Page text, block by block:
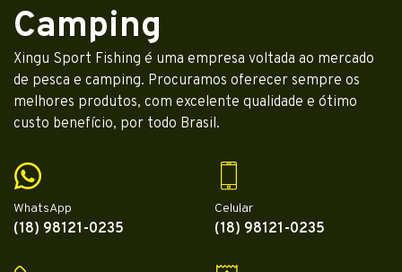
Camping
Xingu Sport Fishing é uma empresa voltada ao mercado
de pesca e camping. Procuramos oferecer sempre os
melhores produtos, com excelente qualidade e ótimo
custo benefício, por todo Brasil.
WhatsApp
(18) 98121-0235
Celular
(18) 98121-0235